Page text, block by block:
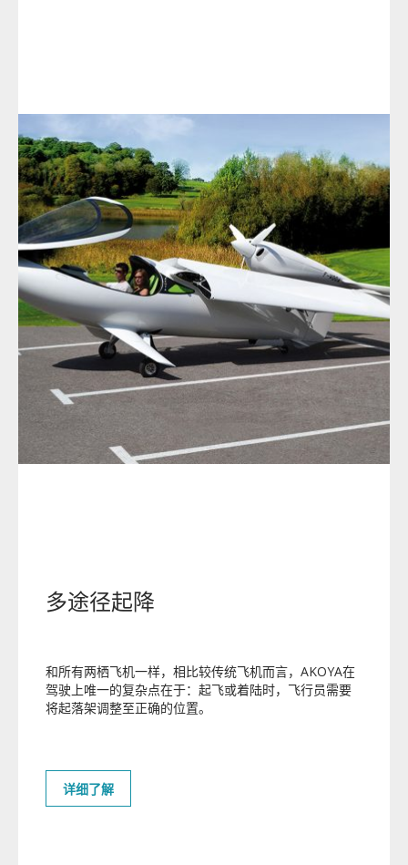
多途径起降
和所有两栖飞机一样，相比较传统飞机而言，AKOYA在
驾驶上唯一的复杂点在于：起飞或着陆时，飞行员需要
将起落架调整至正确的位置。
详细了解